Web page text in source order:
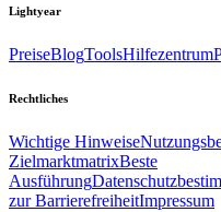
Lightyear
PreiseBlogToolsHilfezentrum
Rechtliches
Wichtige Hinweise
ZielmarktmatrixBeste
Ausführung
zur BarrierefreiheitImpressum